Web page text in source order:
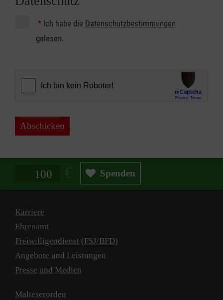
* Ich habe die Datenschutzbestimmungen
gelesen.
Abschicken
Spendenbetrag in Euro Spenden
Karriere
Ehrenamt
Freiwilligendienst (FSJ/BFD)
Angebote und Leistungen
Presse und Medien
Malteserorden